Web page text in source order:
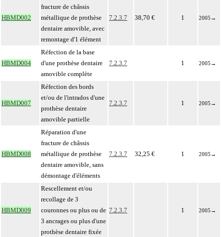
HBMD002
fracture de châssis
métallique de prothèse
dentaire amovible, avec
remontage d'1 élément
7.2.3.7 38,70 € 1 2005 →
HBMD004
Réfection de la base
d'une prothèse dentaire
amovible complète
7.2.3.7 1 2005 →
HBMD007
Réfection des bords
et/ou de l'intrados d'une
prothèse dentaire
amovible partielle
7.2.3.7 1 2005 →
HBMD008
Réparation d'une
fracture de châssis
métallique de prothèse
dentaire amovible, sans
démontage d'éléments
7.2.3.7 32,25 € 1 2005 →
HBMD009
Rescellement et/ou
recollage de 3
couronnes ou plus ou de
3 ancrages ou plus d'une
prothèse dentaire fixée
7.2.3.7 1 2005 →